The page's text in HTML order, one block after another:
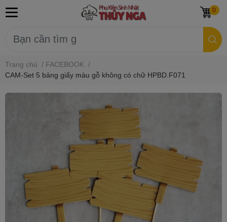
0
Trang chủ / FACEBOOK /
CAM-Set 5 bảng giấy màu gỗ không có chữ HPBD.F071